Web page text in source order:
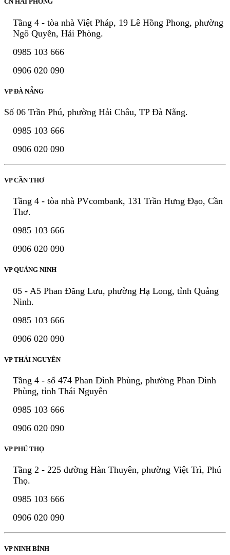
Tầng 4 - tòa nhà Việt Pháp, 19 Lê Hồng Phong, phường
Ngô Quyền, Hải Phòng.
0985 103 666
0906 020 090
VP ĐÀ NẴNG
Số 06 Trần Phú, phường Hải Châu, TP Đà Nẵng.
0985 103 666
0906 020 090
VP CẦN THƠ
Tầng 4 - tòa nhà PVcombank, 131 Trần Hưng Đạo, Cần
Thơ.
0985 103 666
0906 020 090
VP QUẢNG NINH
05 - A5 Phan Đăng Lưu, phường Hạ Long, tỉnh Quảng
Ninh.
0985 103 666
0906 020 090
VP THÁI NGUYÊN
Tầng 4 - số 474 Phan Đình Phùng, phường Phan Đình
Phùng, tỉnh Thái Nguyên
0985 103 666
0906 020 090
VP PHÚ THỌ
Tầng 2 - 225 đường Hàn Thuyên, phường Việt Trì, Phú
Thọ.
0985 103 666
0906 020 090
VP NINH BÌNH